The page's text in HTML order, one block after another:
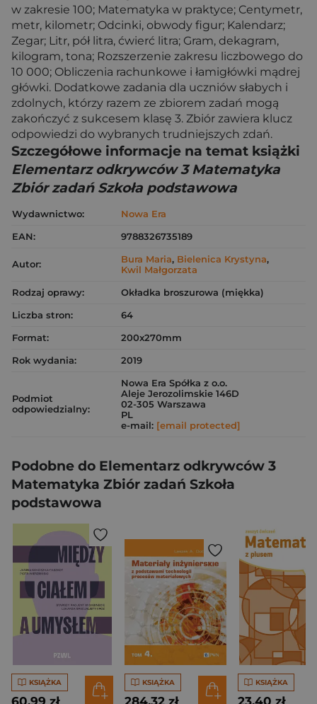
w zakresie 100; Matematyka w praktyce; Centymetr,
metr, kilometr; Odcinki, obwody figur; Kalendarz;
Zegar; Litr, pół litra, ćwierć litra; Gram, dekagram,
kilogram, tona; Rozszerzenie zakresu liczbowego do
10 000; Obliczenia rachunkowe i łamigłówki mądrej
główki. Dodatkowe zadania dla uczniów słabych i
zdolnych, którzy razem ze zbiorem zadań mogą
zakończyć z sukcesem klasę 3. Zbiór zawiera klucz
odpowiedzi do wybranych trudniejszych zdań.
Szczegółowe informacje na temat książki
Elementarz odkrywców 3 Matematyka
Zbiór zadań Szkoła podstawowa
Wydawnictwo:
Nowa Era
EAN:
9788326735189
Autor: Bura Maria, Bielenica Krystyna,
Kwil Małgorzata
Rodzaj oprawy:
Okładka broszurowa (miękka)
Liczba stron:
64
Format:
200x270mm
Rok wydania:
2019
Podmiot
odpowiedzialny:
Nowa Era Spółka z o.o.
Aleje Jerozolimskie 146D
02-305 Warszawa
PL
e-mail: [email protected]
Podobne do Elementarz odkrywców 3
Matematyka Zbiór zadań Szkoła
podstawowa
KSIĄŻKA
60,99 zł
KSIĄŻKA
284,32 zł
KSIĄŻKA
23,40 zł